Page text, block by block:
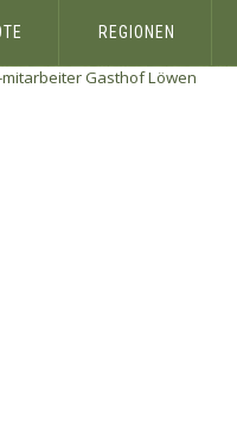
REGIONEN
Gasthof Löwen